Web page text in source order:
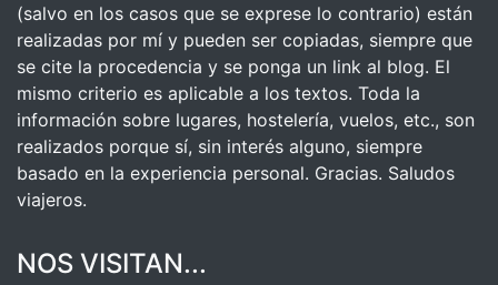
(salvo en los casos que se exprese lo contrario) están
realizadas por mí y pueden ser copiadas, siempre que
se cite la procedencia y se ponga un link al blog. El
mismo criterio es aplicable a los textos. Toda la
información sobre lugares, hostelería, vuelos, etc., son
realizados porque sí, sin interés alguno, siempre
basado en la experiencia personal. Gracias. Saludos
viajeros.
NOS VISITAN...